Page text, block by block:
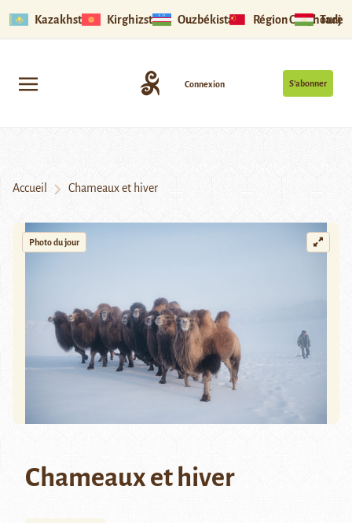
Kazakhstan Kirghizstan Ouzbékistan Région Ouïghoure
S’abonner
Connexion
Accueil Chameaux et hiver
Photo du jour
Chameaux et hiver